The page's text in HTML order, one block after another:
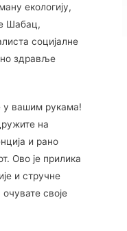
екологију,
Шабац,
социјалне
здравље
у вашим рукама!
на
и рано
Ово је прилика
и стручне
своје